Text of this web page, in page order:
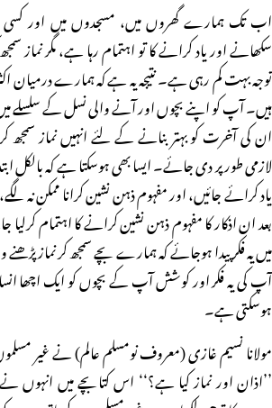
اب تک ہمارے گھروں میں، مسجدوں میں اور کسی
سکھانے اور یاد کرانے کا تو اہتمام رہا ہے، مگر نماز
توجہ بہت کم رہی ہے۔ نتیجہ یہ ہے کہ ہمارے درمیان
ہیں۔ آپ کو اپنے بچوں اور آنے والی نسل کے سلسلے میں
ان کی آخرت کو بہتر بنانے کے لئے انہیں نماز سمجھ
لازمی طور پر دی جائے۔ ایسا بھی ہوسکتا ہے کہ بالکل
یاد کرائے جائیں، اور مفہوم ذہن نشین کرانا ممکن نہ
بعد ان اذکار کا مفہوم ذہن نشین کرانے کا اہتمام
میں یہ فکر پیدا ہوجائے کہ ہمارے بچے سمجھ کر نماز
آپ کی یہ فکر اور کوشش آپ کے بچوں کو ایک اچھا
ہوسکتی ہے۔
مولانا نسیم غازی (معروف نومسلم عالم) نے غیر
’’اذان اور نماز کیا ہے؟‘‘ اس کتابچے میں انہوں